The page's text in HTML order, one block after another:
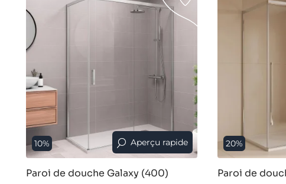
10% Aperçu rapide
Paroi de douche Galaxy (400)
20%
Paroi de